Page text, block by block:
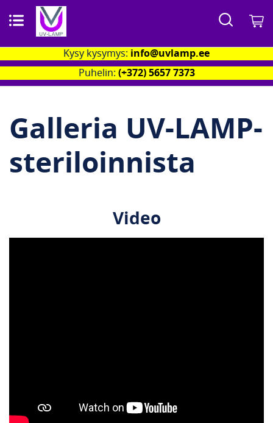
Search
Kysy kysymys: info@uvlamp.ee
Puhelin: (+372) 5657 7373
Galleria UV-LAMP-
steriloinnista
Video